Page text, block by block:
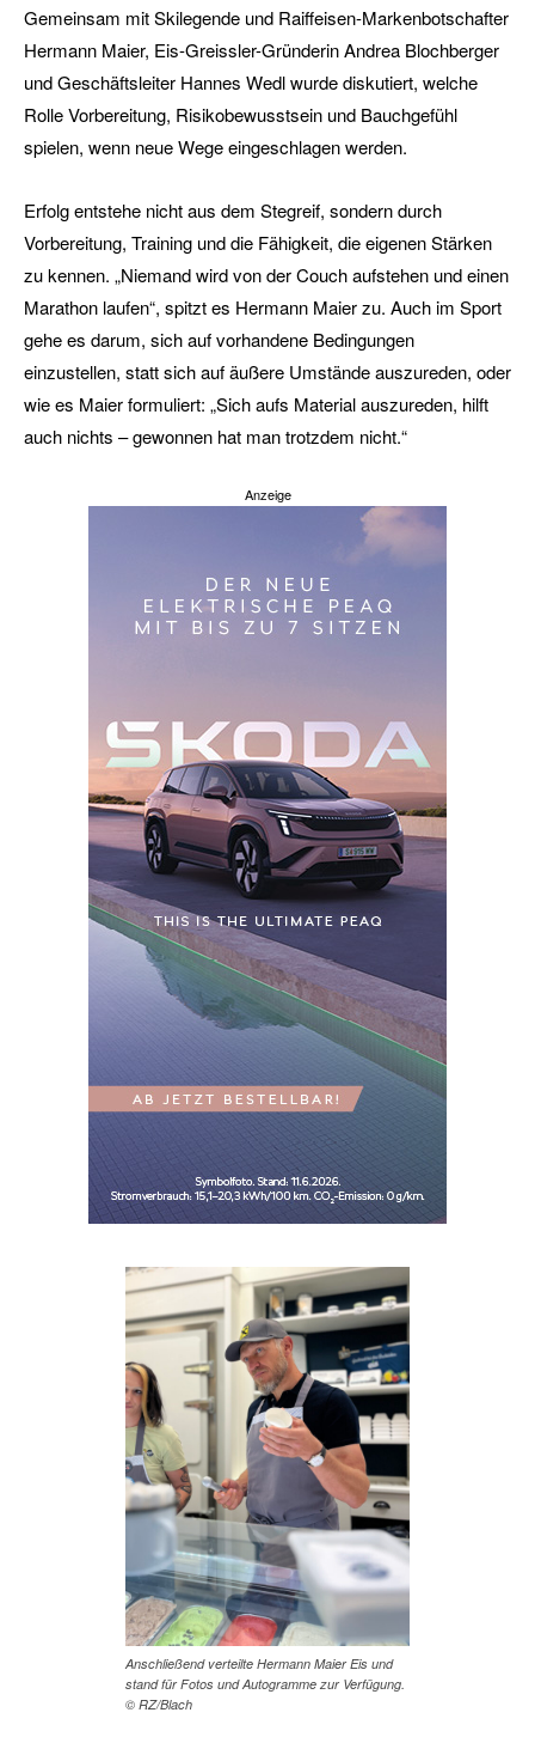
Gemeinsam mit Skilegende und Raiffeisen-Markenbotschafter
Hermann Maier, Eis-Greissler-Gründerin Andrea Blochberger
und Geschäftsleiter Hannes Wedl wurde diskutiert, welche
Rolle Vorbereitung, Risikobewusstsein und Bauchgefühl
spielen, wenn neue Wege eingeschlagen werden.
Erfolg entstehe nicht aus dem Stegreif, sondern durch
Vorbereitung, Training und die Fähigkeit, die eigenen Stärken
zu kennen. „Niemand wird von der Couch aufstehen und einen
Marathon laufen“, spitzt es Hermann Maier zu. Auch im Sport
gehe es darum, sich auf vorhandene Bedingungen
einzustellen, statt sich auf äußere Umstände auszureden, oder
wie es Maier formuliert: „Sich aufs Material auszureden, hilft
auch nichts – gewonnen hat man trotzdem nicht.“
Anzeige
Anschließend verteilte Hermann Maier Eis und
stand für Fotos und Autogramme zur Verfügung.
© RZ/Blach